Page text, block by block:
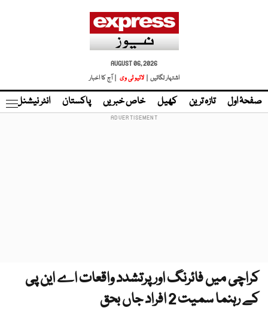
AUGUST 06, 2026
اشتہار لگائیں |
لائیو ٹی وی | آج کا اخبار
صفحۂ اول تازہ ترین کھیل خاص خبریں پاکستان انٹر نیشنل
کراچی میں فائرنگ اور پرتشدد واقعات اے این پی
کے رہنما سمیت 2 افراد جاں بحق